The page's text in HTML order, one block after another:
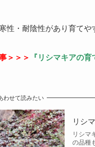
性・耐陰性があり育て
＞＞＞ 『リシマキアの
わせて読みたい
リシ
リシマ
の品種